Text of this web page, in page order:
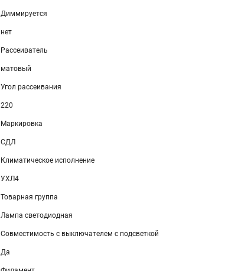
Диммируется
нет
Рассеиватель
матовый
Угол рассеивания
220
Маркировка
СДЛ
Климатическое исполнение
УХЛ4
Товарная группа
Лампа светодиодная
Совместимость с выключателем с подсветкой
Да